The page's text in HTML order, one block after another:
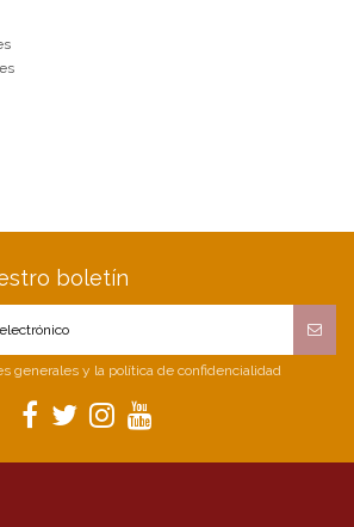
boletín
generales y la política de confidencialidad